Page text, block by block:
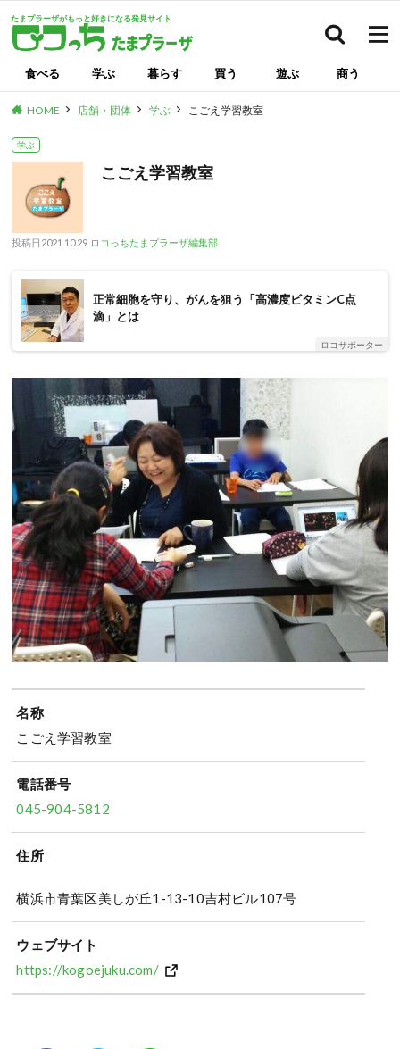
たまプラーザがもっと好きになる発見サイト
食べる 学ぶ 暮らす 買う 遊ぶ 商う
HOME 店舗・団体 学ぶ こごえ学習教室
学ぶ
こごえ学習教室
投稿日 2021.10.29 ロコっちたまプラーザ編集部
正常細胞を守り、がんを狙う「高濃度ビタミンC点
滴」とは
ロコサポーター
名称
こごえ学習教室
電話番号
045-904-5812
住所
横浜市青葉区美しが丘1-13-10吉村ビル107号
ウェブサイト
https://kogoejuku.com/